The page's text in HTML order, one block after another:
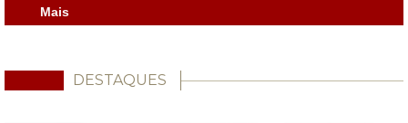
Mais
DESTAQUES